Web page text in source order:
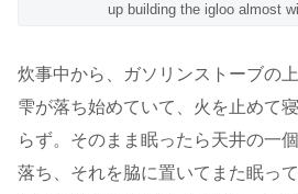
up building the igloo almost
炊事中から、ガソリンストーブの
雫が落ち始めていて、火を止めて
らず。そのまま眠ったら天井の一
落ち、それを脇に置いてまた眠っ